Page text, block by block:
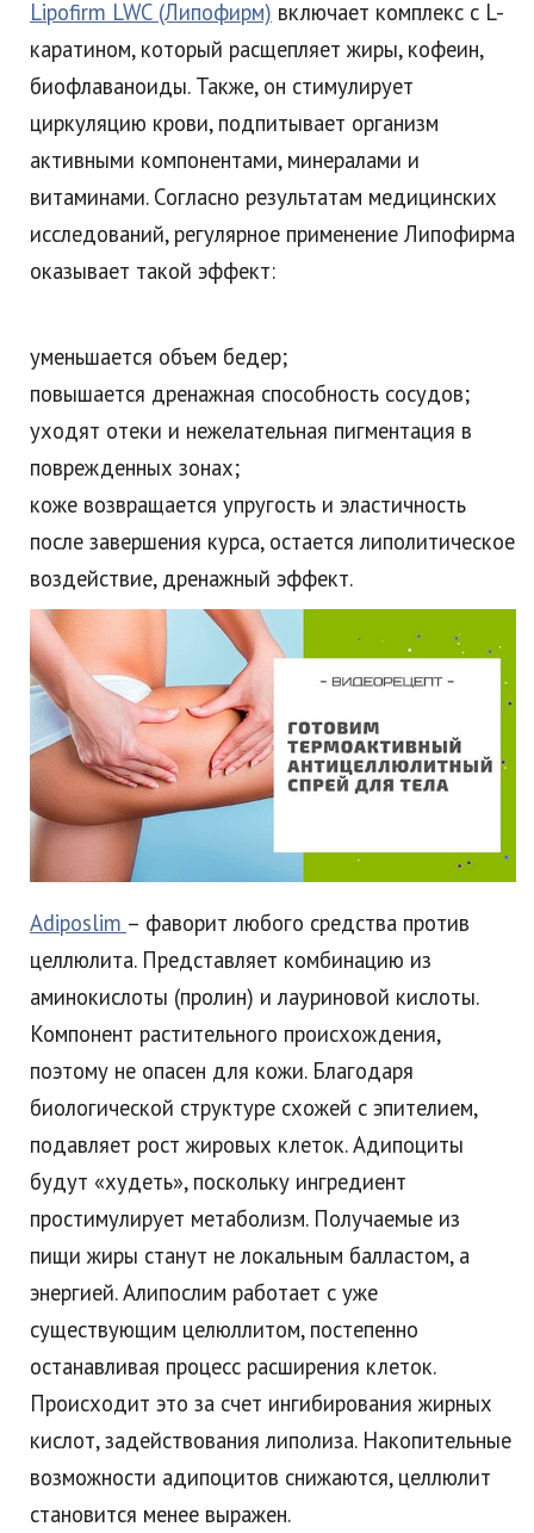
Lipofirm LWC (Липофирм) включает комплекс с L-
каратином, который расщепляет жиры, кофеин,
биофлаваноиды. Также, он стимулирует
циркуляцию крови, подпитывает организм
активными компонентами, минералами и
витаминами. Согласно результатам медицинских
исследований, регулярное применение Липофирма
оказывает такой эффект:
уменьшается объем бедер;
повышается дренажная способность сосудов;
уходят отеки и нежелательная пигментация в
поврежденных зонах;
коже возвращается упругость и эластичность
после завершения курса, остается липолитическое
воздействие, дренажный эффект.
Adiposlim – фаворит любого средства против
целлюлита. Представляет комбинацию из
аминокислоты (пролин) и лауриновой кислоты.
Компонент растительного происхождения,
поэтому не опасен для кожи. Благодаря
биологической структуре схожей с эпителием,
подавляет рост жировых клеток. Адипоциты
будут «худеть», поскольку ингредиент
простимулирует метаболизм. Получаемые из
пищи жиры станут не локальным балластом, а
энергией. Алипослим работает с уже
существующим целюллитом, постепенно
останавливая процесс расширения клеток.
Происходит это за счет ингибирования жирных
кислот, задействования липолиза. Накопительные
возможности адипоцитов снижаются, целлюлит
становится менее выражен.